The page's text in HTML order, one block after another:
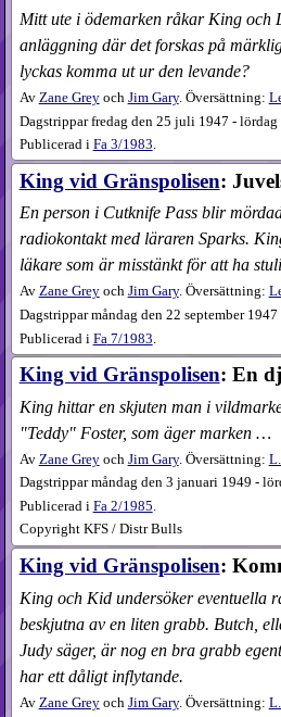
Mitt ute i ödemarken råkar King och
anläggning där det forskas på
lyckas komma ut ur den levande?
Av Zane Greyoch Jim Gary. Översättning:
Dagstrippar fredag den 25 juli 1947 - lördag
Publicerad i Fa3​/1983.
King vid Gränspolisen:
En person i Cutknife Pass blir
radiokontakt med läraren Sparks.
läkare som är misstänkt för att ha
Av Zane Greyoch Jim Gary. Översättning:
Dagstrippar måndag den 22 september
Publicerad i Fa 7​/1983
King vid Gränspolisen: En
King hittar en skjuten man i
"Teddy" Foster, som äger marken …
Av Zane Greyoch Jim Gary. Översättning:
Dagstrippar måndag den 3 januari 1949 -
Publicerad i Fa2​/1985.
Copyright KFS / Distr Bulls
King vid Gränspolisen:
King och Kid undersöker eventuella
beskjutna av en liten grabb. Butch,
Judy säger, är nog en bra grabb
har ett dåligt inflytande.
Av Zane Greyoch Jim Gary. Översättning: